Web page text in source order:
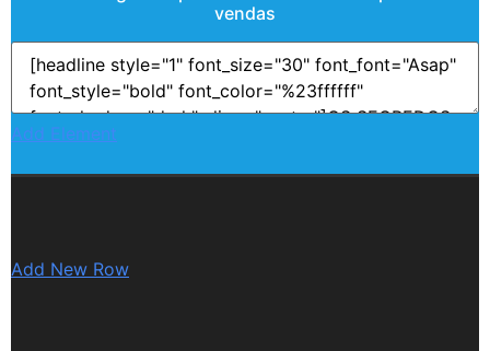
vendas
Add Element
Add New Row